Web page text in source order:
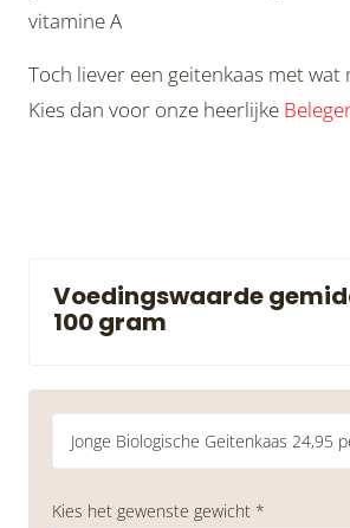
vitamine A
Toch liever een geitenkaas met wat
Kies dan voor onze heerlijke
Voedingswaarde
100 gram
Jonge Biologische Geitenkaas 24,95
Kies het gewenste gewicht *